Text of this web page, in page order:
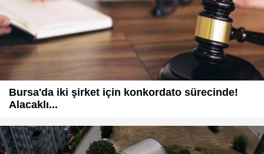
Bursa'da iki şirket için konkordato sürecinde!
Alacaklı...